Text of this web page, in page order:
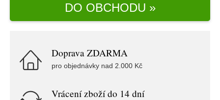
DO OBCHODU »
Doprava ZDARMA
pro objednávky nad 2.000 Kč
Vrácení zboží do 14 dní